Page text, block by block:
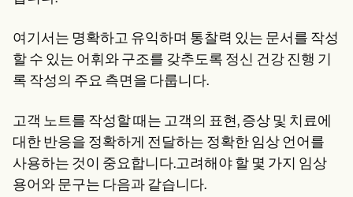
여기서는 명확하고 유익하며 통찰력 있는 문서를 작성
할 수 있는 어휘와 구조를 갖추도록 정신 건강 진행 기
록 작성의 주요 측면을 다룹니다.
고객 노트를 작성할 때는 고객의 표현, 증상 및 치료에
대한 반응을 정확하게 전달하는 정확한 임상 언어를
사용하는 것이 중요합니다.고려해야 할 몇 가지 임상
용어와 문구는 다음과 같습니다.